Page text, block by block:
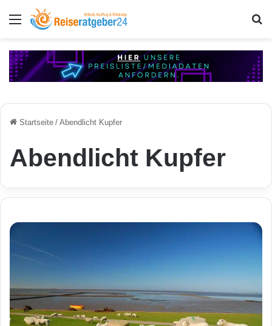
Menü
Startseite / Abendlicht Kupfer
Abendlicht Kupfer